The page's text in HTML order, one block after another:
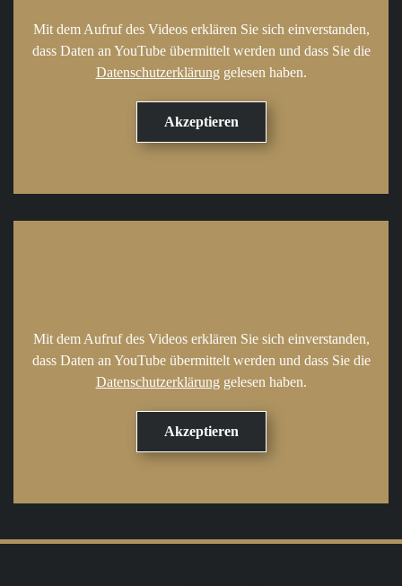
Mit dem Aufruf des Videos erklären Sie sich einverstanden,
dass Daten an YouTube übermittelt werden und dass Sie die
Datenschutzerklärung gelesen haben.
Mit dem Aufruf des Videos erklären Sie sich einverstanden,
dass Daten an YouTube übermittelt werden und dass Sie die
Datenschutzerklärung gelesen haben.